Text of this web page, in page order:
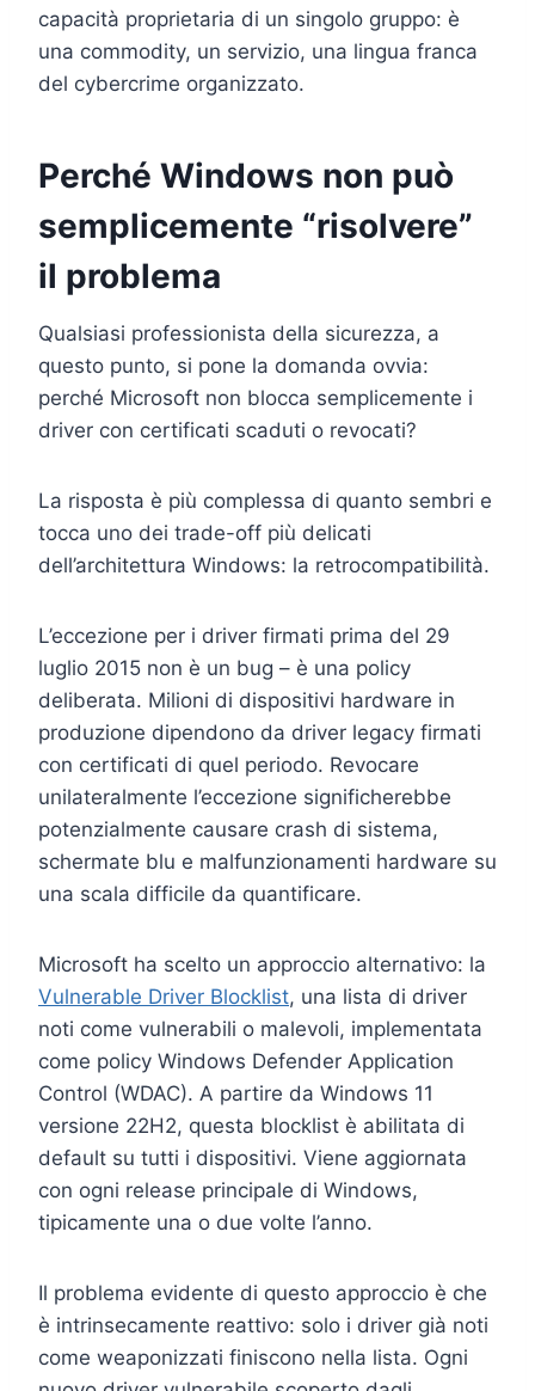
capacità proprietaria di un singolo gruppo: è
una commodity, un servizio, una lingua franca
del cybercrime organizzato.
Perché Windows non può
semplicemente “risolvere”
il problema
Qualsiasi professionista della sicurezza, a
questo punto, si pone la domanda ovvia:
perché Microsoft non blocca semplicemente i
driver con certificati scaduti o revocati?
La risposta è più complessa di quanto sembri e
tocca uno dei trade-off più delicati
dell’architettura Windows: la retrocompatibilità.
L’eccezione per i driver firmati prima del 29
luglio 2015 non è un bug – è una policy
deliberata. Milioni di dispositivi hardware in
produzione dipendono da driver legacy firmati
con certificati di quel periodo. Revocare
unilateralmente l’eccezione significherebbe
potenzialmente causare crash di sistema,
schermate blu e malfunzionamenti hardware su
una scala difficile da quantificare.
Microsoft ha scelto un approccio alternativo: la
Vulnerable Driver Blocklist, una lista di driver
noti come vulnerabili o malevoli, implementata
come policy Windows Defender Application
Control (WDAC). A partire da Windows 11
versione 22H2, questa blocklist è abilitata di
default su tutti i dispositivi. Viene aggiornata
con ogni release principale di Windows,
tipicamente una o due volte l’anno.
Il problema evidente di questo approccio è che
è intrinsecamente reattivo: solo i driver già noti
come weaponizzati finiscono nella lista. Ogni